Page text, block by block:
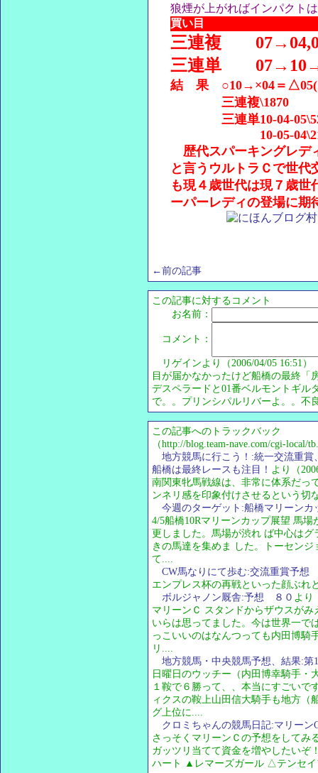
狼煙が上がればインパクト
買い目
三連複
三連単
結 果 ○10→×04＝△05(
三連複\1870
三連単10-04-
10-05-
歴代スパーキングレデ
と言うウルトラＣで世代
も現４歳世代は現７歳世
ーパーレディの登場に期
←前の記事
この記事に対するコメント
お名前：
コメント：
リゲインより（2006/04/05 16:51）
目が届かなかったけど船橋の最終「
デスペラードと01番ベルモントギル
で。。プリンシパルリバーよ。。不
この記事へのトラックバック
（http://blog.team-nave.com/cgi-local/
地方競馬に行こう！:統一交流
船橋は最終レースも注目！ より（
南関東牝馬戦線は、非常に体系だっ
ンネリ感を印象付けさせるという切
今週のターゲット:船橋マリーンカ
4/5船橋10Rマリーンカップ展望 馬
更しました。馬場が渋れ ば中心は
きの馬達を集めま した。トーセン
て....
CW馬なりにて歩む:交流重賞予想
エンプレス杯の再戦といった顔ぶれ
ボルジャノン厩舎:予想 ８０ より
マリーンＣ スタンドからザウスが
いらは思ってました。今は世界一で
っこいいのはなんつっても内田博騎
リ....
地方競馬・中央競馬予想、結果:第
日曜日のウッチー（内田博幸騎手・
１鞍で６勝って、、本当にすごいで
ィクスの鞍上山田信大騎手も地方（
グ上位に....
クロミちゃんの競馬日記:マリーン
さっそくマリーンＣの予想をしてみ
ガッツリ当てて資金を増やしたい
ハート ▲レマーズガール △テンセ